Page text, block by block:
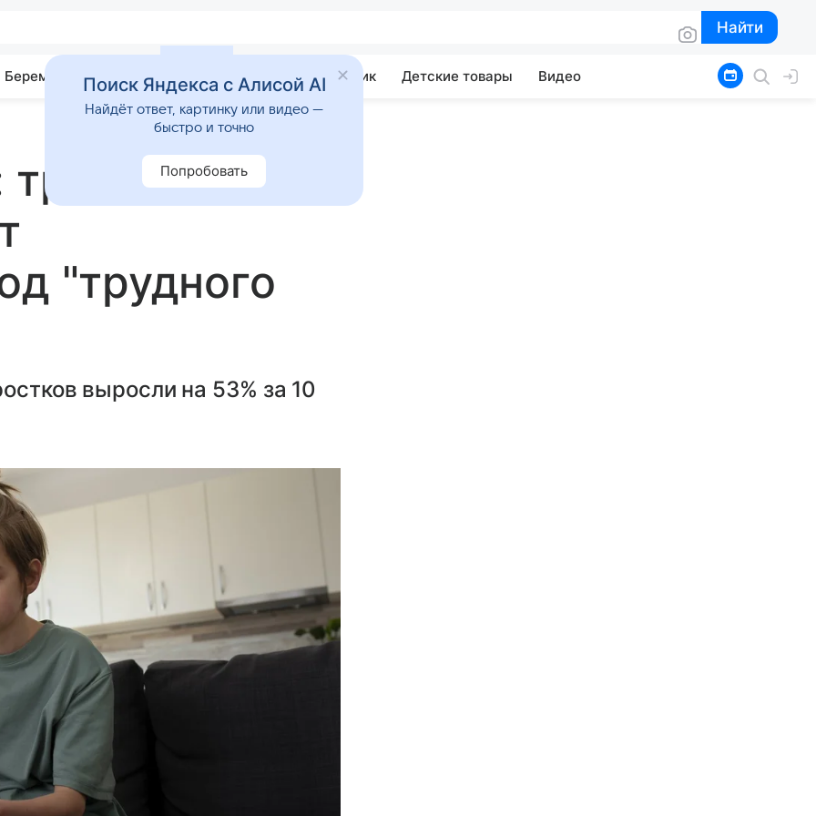
Найти
Найти
Беременность Развитие Почемучка Учебник Детские товары Видео
у
"трудного
выросли на 53% за 10
Поиск Яндекса с Алисой AI
Найдёт ответ, картинку или видео —
быстро и точно
Попробовать